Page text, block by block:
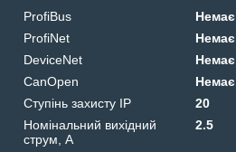
ProfiBus
Немає
ProfiNet
Немає
DeviceNet
Немає
CanOpen
Немає
Ступінь захисту IP
20
Номінальний вихідний
струм, А
2.5